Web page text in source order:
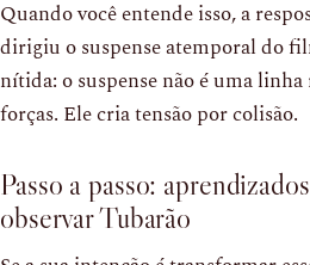
Quando você entende isso, a
dirigiu o suspense atemporal do
nítida: o suspense não é uma
forças. Ele cria tensão por colisão.
Passo a passo:
observar Tubarão